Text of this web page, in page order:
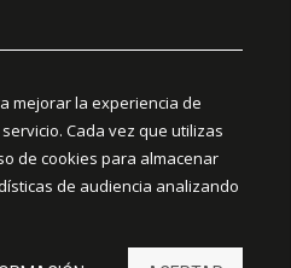
mejorar la experiencia de
Cada vez que utilizas
de cookies para almacenar
de audiencia analizando
C.P. 44460 Guadalajara,